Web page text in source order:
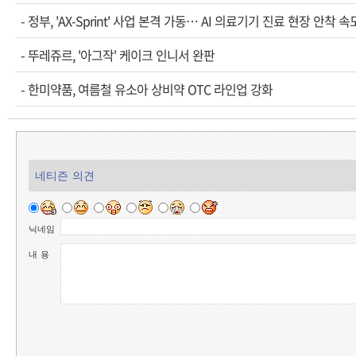
- 정부, 'AX-Sprint' 사업 본격 가동… AI 의료기기 진료 현장 안착 속
-뚜레쥬르, '아그작' 케이크 인니서 완판
- 한미약품, 여름철 유소아 상비약 OTC 라인업 강화
네티즌 의견
닉네임
내 용